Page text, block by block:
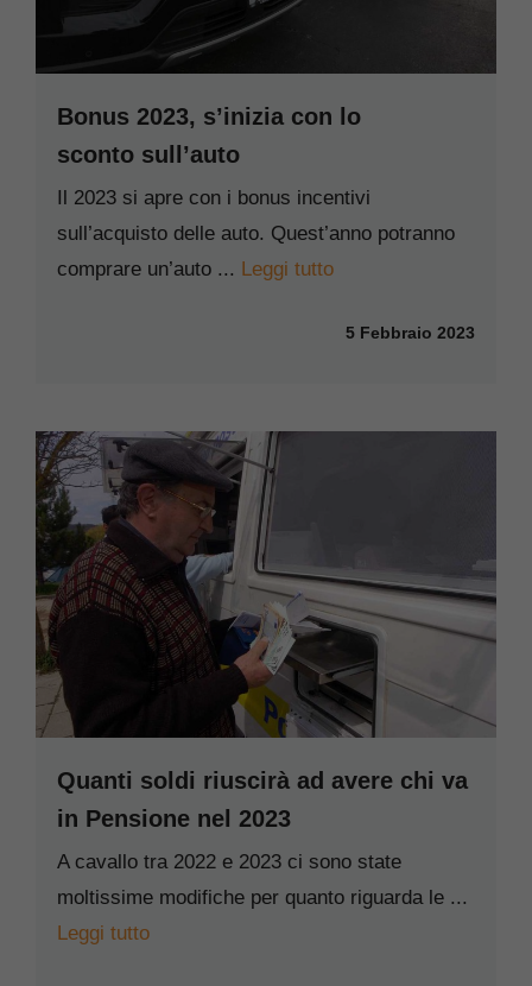
Bonus 2023, s’inizia con lo
sconto sull’auto
Il 2023 si apre con i bonus incentivi
sull’acquisto delle auto. Quest’anno potranno
comprare un’auto ... Leggi tutto
5 Febbraio 2023
Quanti soldi riuscirà ad avere chi va
in Pensione nel 2023
A cavallo tra 2022 e 2023 ci sono state
moltissime modifiche per quanto riguarda le ...
Leggi tutto